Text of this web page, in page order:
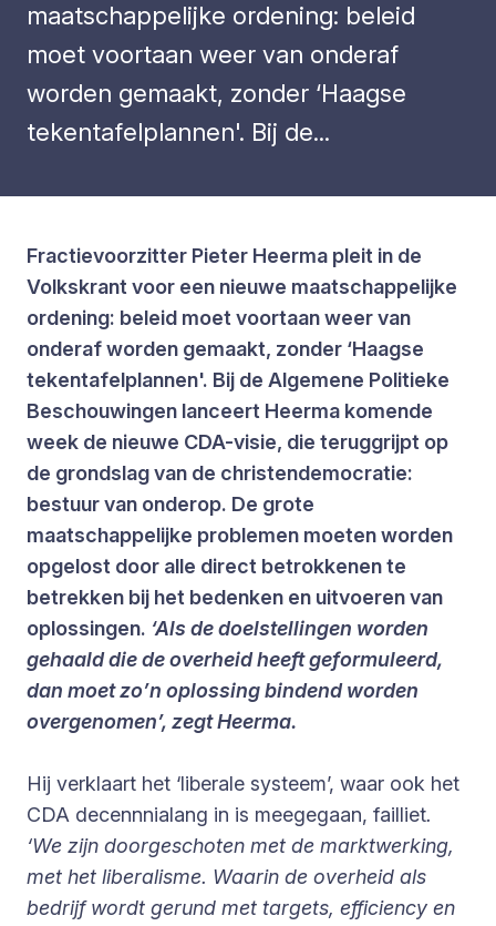
maatschappelijke ordening: beleid
moet voortaan weer van onderaf
worden gemaakt, zonder ‘Haagse
tekentafelplannen'. Bij de...
Fractievoorzitter Pieter Heerma pleit in de
Volkskrant voor een nieuwe maatschappelijke
ordening: beleid moet voortaan weer van
onderaf worden gemaakt, zonder ‘Haagse
tekentafelplannen'. Bij de Algemene Politieke
Beschouwingen lanceert Heerma komende
week de nieuwe CDA-visie, die teruggrijpt op
de grondslag van de christendemocratie:
bestuur van onderop. De grote
maatschappelijke problemen moeten worden
opgelost door alle direct betrokkenen te
betrekken bij het bedenken en uitvoeren van
oplossingen. ‘Als de doelstellingen worden
gehaald die de overheid heeft geformuleerd,
dan moet zo’n oplossing bindend worden
overgenomen’, zegt Heerma.
Hij verklaart het ‘liberale systeem’, waar ook het
CDA decennnialang in is meegegaan, failliet.
‘We zijn doorgeschoten met de marktwerking,
met het liberalisme. Waarin de overheid als
bedrijf wordt gerund met targets, efficiency en